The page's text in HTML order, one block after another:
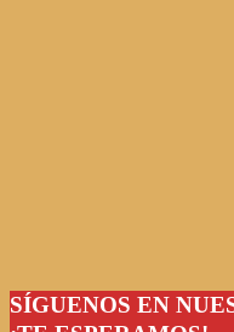
SÍGUENOS EN